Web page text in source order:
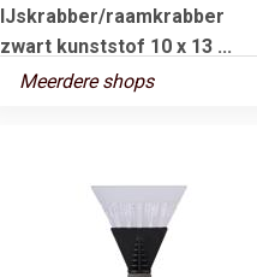
IJskrabber/raamkrabber
zwart kunststof 10 x 13 ...
Meerdere shops